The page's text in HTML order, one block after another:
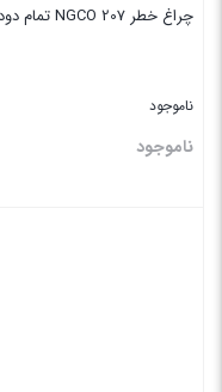
چراغ خطر 207 NGCO تمام دودی
ناموجود
ناموجود